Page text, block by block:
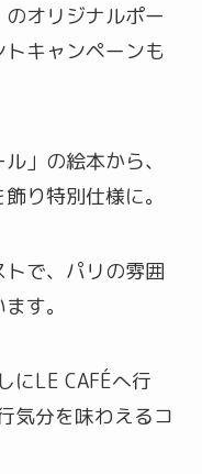
オリジナルポー
キャンペーンも
」の絵本から、
り特別仕様に。
で、パリの雰囲
す。
にLE CAFÉへ行
気分を味わえるコ